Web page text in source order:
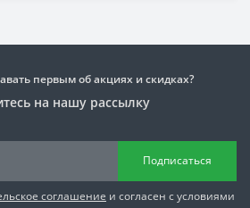
первым об акциях и скидках?
на нашу рассылку
Подписаться
соглашение и согласен с условиями